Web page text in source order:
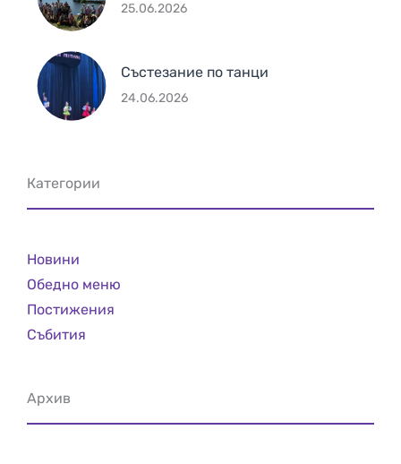
25.06.2026
Състезание по танци
24.06.2026
Категории
Новини
Обедно меню
Постижения
Събития
Архив